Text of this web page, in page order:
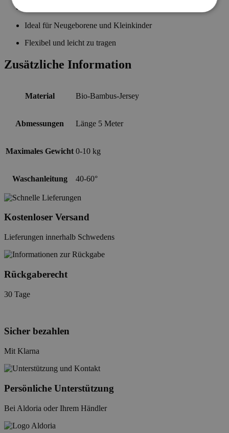
Ideal für Neugeborene und Kleinkinder
Flexibel und leicht zu tragen
Zusätzliche Information
Material Bio-Bambus-Jersey
Abmessungen Länge 5 Meter
Maximales Gewicht 0-10 kg
Waschanleitung 40-60°
Kostenloser Versand
Lieferungen innerhalb Schwedens
Rückgaberecht
30 Tage
Sicher bezahlen
Mit Klarna
Persönliche Unterstützung
Bei Aldoria oder Ihrem Händler